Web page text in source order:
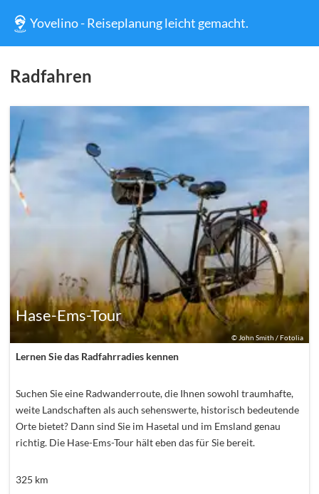
Yovelino - Reiseplanung leicht gemacht.
Radfahren
© John Smith / Fotolia
Hase-Ems-Tour
Lernen Sie das Radfahrradies kennen
Suchen Sie eine Radwanderroute, die Ihnen sowohl traumhafte,
weite Landschaften als auch sehenswerte, historisch bedeutende
Orte bietet? Dann sind Sie im Hasetal und im Emsland genau
richtig. Die Hase-Ems-Tour hält eben das für Sie bereit.
325 km